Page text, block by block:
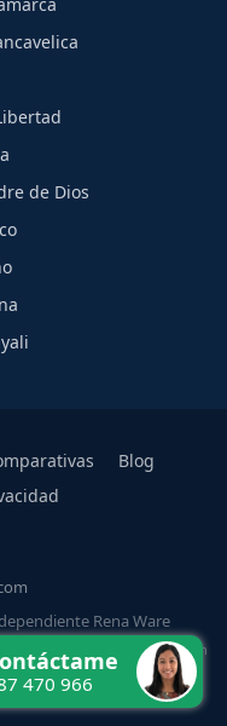
de Dios
Blog
Rena Ware
Rena Ware. No es un
International. Rena Ware es
su titular.
470 966